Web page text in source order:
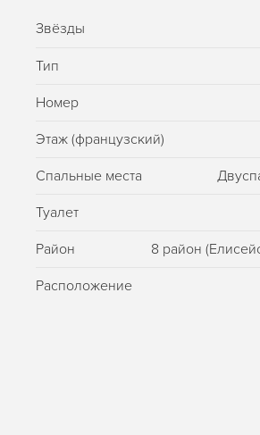
Звёзды
Тип
Номер
Этаж (французский)
Спальные места
Туалет
Район 8 район
Расположение